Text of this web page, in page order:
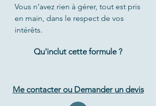
Vous n’avez rien à gérer, tout est pris
en main, dans le respect de vos
intérêts.
Qu'inclut cette formule ?
Me contacter ou Demander un devis